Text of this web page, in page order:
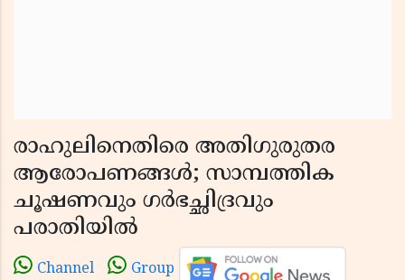
രാഹുലിനെതിരെ അതിഗുരുതര
ആരോപണങ്ങൾ; സാമ്പത്തിക
ചൂഷണവും ഗർഭച്ഛിദ്രവും
പരാതിയിൽ
Channel Group